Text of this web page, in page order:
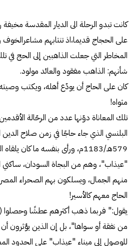
كانت تبدو الرحلة الى الديار المقدسة
على الحجاج قديما،اذ تنتابهم
المخاطر التي جعلت الذاهبين إلى الحج في
شأنهم: الذاهب مفقود والعائد مولود.
كان على الحاج أن يودّع أهله، ويكتب
مثواه!
تلك المعاناة دوّنها عدد من الرحّالة
البلنسي الذي جاء حاجًا في زمن صلاح الدين
579هـ/1183م، ورأى بنفسه ما كان
"عيذاب"، وهم من البجاة السودان، ساكني
منهم الجمال، ويسلكون بهم الصحراء
الحاج معهم كالأسير!
يقول:" فربما ذهب أكثرهم عطشًا وحصلوا
من نفقة أو سواها"، بل إن الذين يؤثرون أن
للوصول إلى ميناء "عيذاب" على الحدود